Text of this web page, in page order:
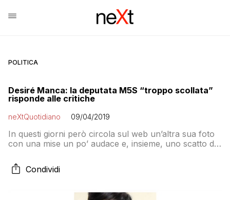
POLITICA
Desiré Manca: la deputata M5S “troppo scollata”
risponde alle critiche
neXtQuotidiano 09/04/2019
In questi giorni però circola sul web un’altra sua foto
con una mise un po’ audace e, insieme, uno scatto di
pornostar vestiva in maniera più castigata di lei. Che si
difendeCondividi